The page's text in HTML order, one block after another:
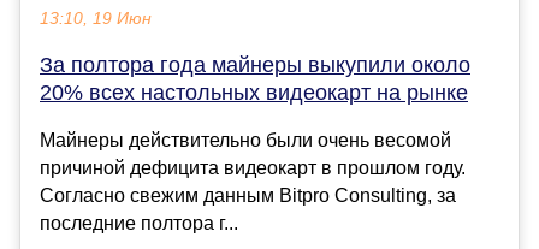
13:10, 19 Июн
За полтора года майнеры выкупили около
20% всех настольных видеокарт на рынке
Майнеры действительно были очень весомой
причиной дефицита видеокарт в прошлом году.
Согласно свежим данным Bitpro Consulting, за
последние полтора г...